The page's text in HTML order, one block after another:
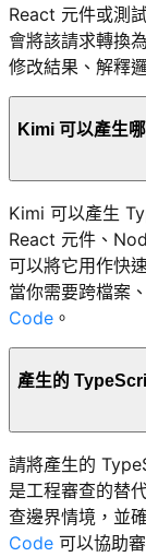
React 元件或測
會將該請求轉換
修改結果、解釋
Kimi 可以產生
Kimi 可以產生
React 元件、
可以將它用作快
當你需要跨檔案
Code 。
產生的
請將產生的
是工程審查的替
查邊界情境，並
Code 可以協助